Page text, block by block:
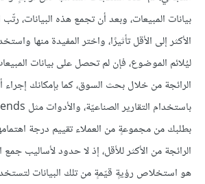
بيانات المبيعات، وبعد أن تجمع هذه البيانات،
الأكثر إلى الأقل تأثيرًا، واختر المفيدة منها
ليُلائم الموضوع، فإن لم تحصل على بيانات
الرائجة من خلال بحث السوق، كما بإمكانك
بطلبك من مجموعةٍ من العملاء تقييم درجة
الرائجة من الأكثر للأقل، إذ لا حدود لأساليب جمع
هو استخلاص رؤيةٍ قيّمةٍ من تلك البيانات